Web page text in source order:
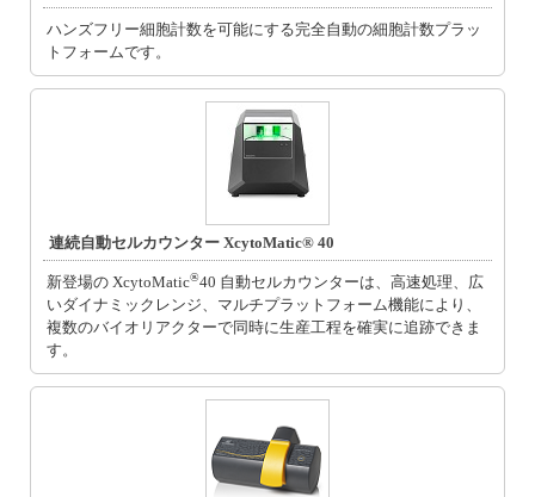
ハンズフリー細胞計数を可能にする完全自動の細胞計数プラッ
トフォームです。
連続自動セルカウンター XcytoMatic® 40
新登場の XcytoMatic®40 自動セルカウンターは、高速処理、広
いダイナミックレンジ、マルチプラットフォーム機能により、
複数のバイオリアクターで同時に生産工程を確実に追跡できま
す。